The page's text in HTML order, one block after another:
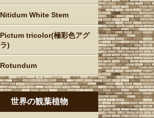
Nitidum White Stem
Pictum tricolor(極彩色アグ
ラ)
Rotundum
世界の観葉植物